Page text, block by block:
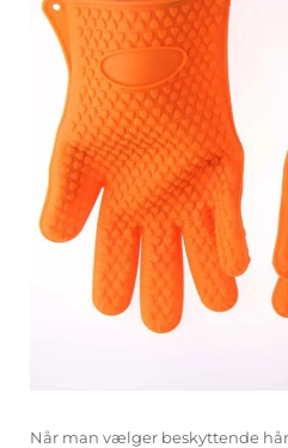
Når man vælger beskyttende